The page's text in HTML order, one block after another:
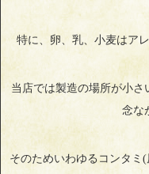
特に、卵、乳、小麦はア
当店では製造の場所が小
念な
そのためいわゆるコンタミ